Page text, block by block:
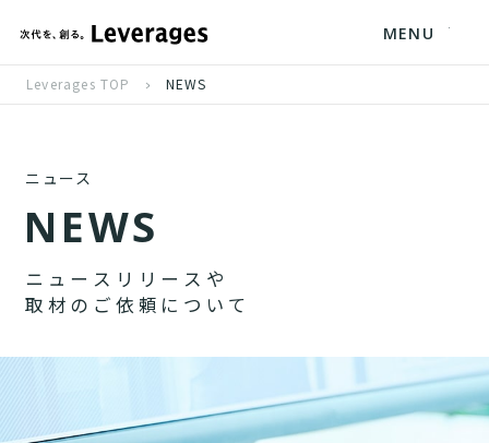
MENU
Leverages TOP NEWS
ニュース
NEWS
ニ ュ ー ス リ リ ー ス や
取 材 の ご 依 頼 に つ い て